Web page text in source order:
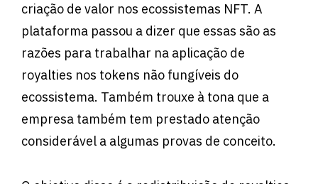
criação de valor nos ecossistemas NFT. A
plataforma passou a dizer que essas são as
razões para trabalhar na aplicação de
royalties nos tokens não fungíveis do
ecossistema. Também trouxe à tona que a
empresa também tem prestado atenção
considerável a algumas provas de conceito.